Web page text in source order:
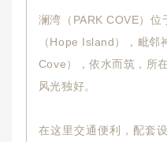
澜湾（PARK COVE）位
（Hope Island），毗
Cove），依水而筑，所
风光独好。
在这里交通便利，配套